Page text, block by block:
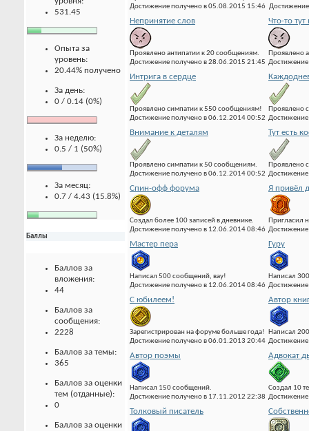
531.45
Опыта за
уровень:
20.44% получено
За день:
0 / 0.14 (0%)
За неделю:
0.5 / 1 (50%)
За месяц:
0.7 / 4.43 (15.8%)
Баллы
Баллов за
вложения:
44
Баллов за
сообщения:
2228
Баллов за темы:
365
Баллов за оценки
тем (отданные):
0
Баллов за оценки
Достижение получено в 05.08.2015 15:46
Непринятие слов
Проявлено антипатии к 20 сообщениям.
Достижение получено в 28.06.2015 21:45
Что-то тут
Проявлено
Интрига в сердце
Проявлено симпатии к 550 сообщениям!
Достижение получено в 06.12.2014 00:52
Проявлено
Внимание к деталям
Проявлено симпатии к 50 сообщениям.
Достижение получено в 06.12.2014 00:52
Тут есть
Проявлено
Спин-офф форума
Создал более 100 записей в дневнике.
Достижение получено в 12.06.2014 08:46
Я привёл
Пригласил
Мастер пера
Написал 500 сообщений, вау!
Достижение получено в 12.06.2014 08:46
Гуру
Написал
С юбилеем!
Зарегистрирован на форуме больше года!
Достижение получено в 06.01.2013 20:44
Автор
Написал
Автор поэмы
Написал 150 сообщений.
Достижение получено в 17.11.2012 22:38
Адвокат
Создал 10
Толковый писатель